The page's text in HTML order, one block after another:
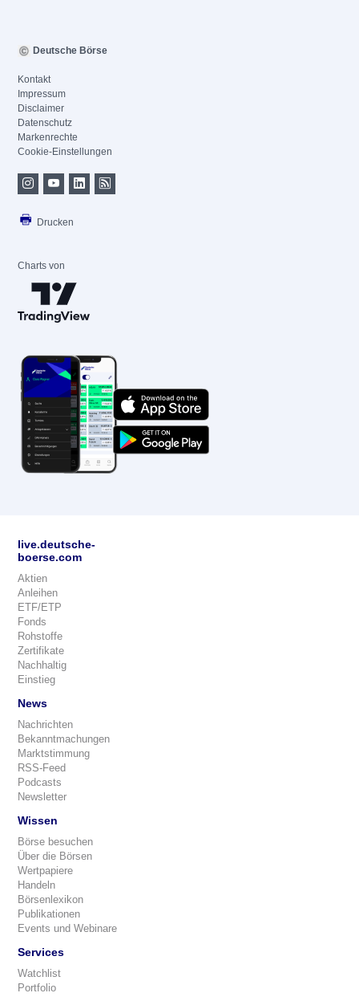
Deutsche Börse
Kontakt
Impressum
Disclaimer
Datenschutz
Markenrechte
Cookie-Einstellungen
Drucken
Charts von
live.deutsche-
boerse.com
Aktien
Anleihen
ETF/ETP
Fonds
Rohstoffe
Zertifikate
Nachhaltig
Einstieg
News
Nachrichten
Bekanntmachungen
Marktstimmung
RSS-Feed
Podcasts
Newsletter
Wissen
Börse besuchen
Über die Börsen
Wertpapiere
Handeln
Börsenlexikon
Publikationen
Events und Webinare
Services
Watchlist
Portfolio